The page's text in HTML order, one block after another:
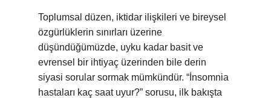
Toplumsal düzen, iktidar ilişkileri ve bireysel
özgürlüklerin sınırları üzerine
düşündüğümüzde, uyku kadar basit ve
evrensel bir ihtiyaç üzerinden bile derin
siyasi sorular sormak mümkündür. “İnsomnia
hastaları kaç saat uyur?” sorusu, ilk bakışta